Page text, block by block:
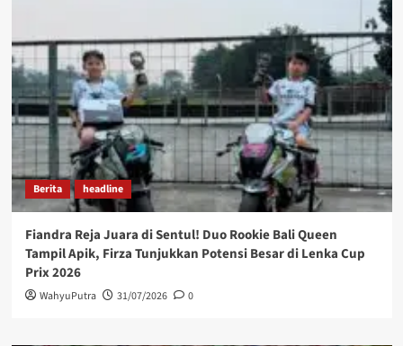
Berita headline
Fiandra Reja Juara di Sentul! Duo Rookie Bali Queen
Tampil Apik, Firza Tunjukkan Potensi Besar di Lenka Cup
Prix 2026
WahyuPutra 31/07/2026 0